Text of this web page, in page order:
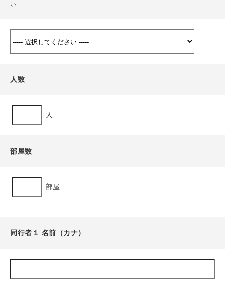
い
人数
人
部屋数
部屋
同行者１ 名前（カナ）